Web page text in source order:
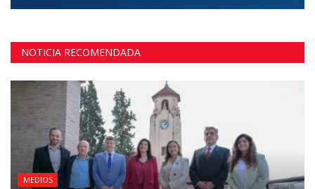
NOTICIA RECOMENDADA
MEDIOS